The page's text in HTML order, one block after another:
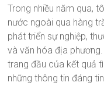
Trong nhiều năm qua,
nước ngoài qua hàng
phát triển sự nghiệp,
và văn hóa địa
trang đầu của kết quả
những thông tin đáng